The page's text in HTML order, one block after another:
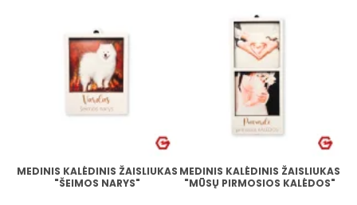
MEDINIS KALĖDINIS ŽAISLIUKAS
"ŠEIMOS NARYS"
MEDINIS KALĖDINIS ŽAISLIUKAS
"MŪSŲ PIRMOSIOS KALĖDOS"